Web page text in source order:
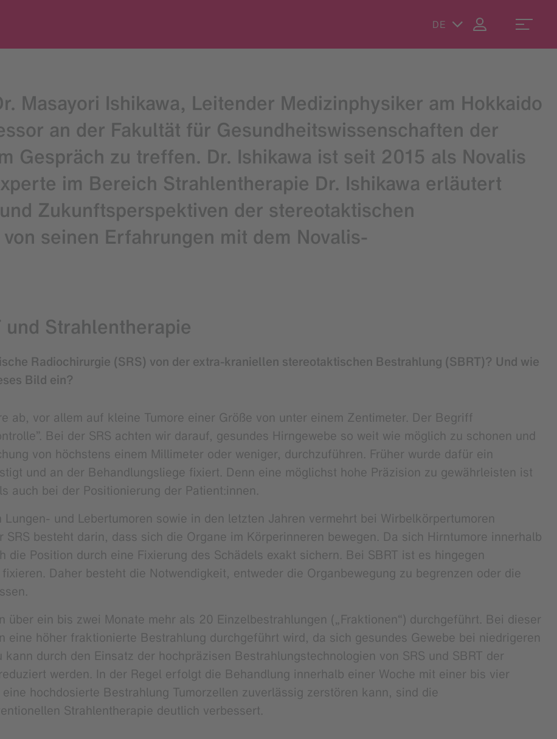
DE
Masayori Ishikawa, Leitender Medizinphysiker am Hokkaido
an der Fakultät für Gesundheitswissenschaften der
Gespräch zu treffen. Dr. Ishikawa ist seit 2015 als Novalis
im Bereich Strahlentherapie Dr. Ishikawa erläutert
Zukunftsperspektiven der stereotaktischen
seinen Erfahrungen mit dem Novalis-
Strahlentherapie
Radiochirurgie (SRS) von der extra-kraniellen stereotaktischen Bestrahlung (SBRT)? Und wie
Bild ein?
ab, vor allem auf kleine Tumore einer Größe von unter einem Zentimeter. Der Begriff
Bei der SRS achten wir darauf, gesundes Hirngewebe so weit wie möglich zu schonen und
von höchstens einem Millimeter oder weniger, durchzuführen. Früher wurde dafür ein
und an der Behandlungsliege fixiert. Denn eine möglichst hohe Präzision zu gewährleisten ist
auch bei der Positionierung der Patient:innen.
und Lebertumoren sowie in den letzten Jahren vermehrt bei Wirbelkörpertumoren
besteht darin, dass sich die Organe im Körperinneren bewegen. Da sich Hirntumore innerhalb
Position durch eine Fixierung des Schädels exakt sichern. Bei SBRT ist es hingegen
Daher besteht die Notwendigkeit, entweder die Organbewegung zu begrenzen oder die
über ein bis zwei Monate mehr als 20 Einzelbestrahlungen („Fraktionen“) durchgeführt. Bei dieser
eine höher fraktionierte Bestrahlung durchgeführt wird, da sich gesundes Gewebe bei niedrigeren
durch den Einsatz der hochpräzisen Bestrahlungstechnologien von SRS und SBRT der
werden. In der Regel erfolgt die Behandlung innerhalb einer Woche mit einer bis vier
hochdosierte Bestrahlung Tumorzellen zuverlässig zerstören kann, sind die
Strahlentherapie deutlich verbessert.